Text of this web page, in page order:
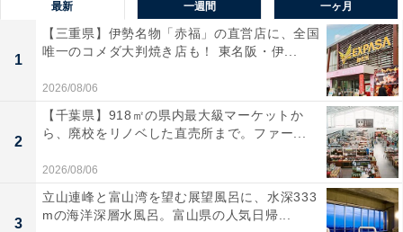
最新 一週間 一ヶ月
1
【三重県】伊勢名物「赤福」の直営店に、全国
唯一のコメダ大判焼き店も！ 東名阪・伊...
2026/08/06
2
【千葉県】918㎡の県内最大級マーケットか
ら、廃校をリノベした直売所まで。ファー...
2026/08/06
3
立山連峰と富山湾を望む展望風呂に、水深333
mの海洋深層水風呂。富山県の人気日帰...